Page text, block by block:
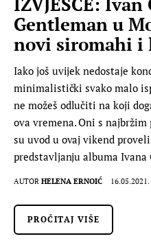
Gentleman u
novi siromahi i
Iako još uvijek nedostaje
minimalistički svako malo
ne možeš odlučiti na koji
ova vremena. Oni s
su uvod u ovaj vikend
predstavljanju albuma Ivana
AUTOR HELENA ERNOIĆ 16.05.2021.
PROČITAJ VIŠE